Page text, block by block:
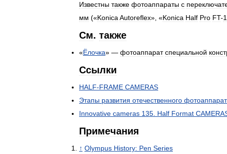
Известны также фотоаппараты с
мм («Konica Autoreflex», «Konica Half Pro FT-1
См. также
«Ёлочка» — фотоаппарат специальной
Ссылки
HALF-FRAME CAMERAS
Этапы развития отечественного
Innovative cameras 135 Half Format
Примечания
↑ Olympus History: Pen Series